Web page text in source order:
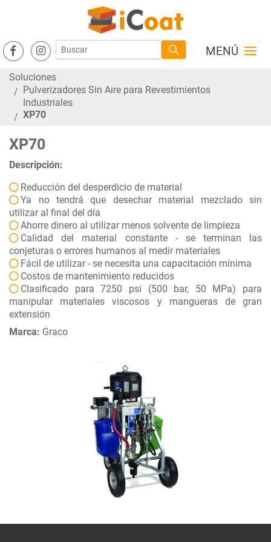
MENÚ
Soluciones
Pulverizadores Sin Aire para Revestimientos
Industriales
XP70
XP70
Descripción:
Reducción del desperdicio de material
Ya no tendrá que desechar material mezclado sin
utilizar al final del día
Ahorre dinero al utilizar menos solvente de limpieza
Calidad del material constante - se terminan las
conjeturas o errores humanos al medir materiales
Fácil de utilizar - se necesita una capacitación mínima
Costos de mantenimiento reducidos
Clasificado para 7250 psi (500 bar, 50 MPa) para
manipular materiales viscosos y mangueras de gran
extensión
Marca: Graco